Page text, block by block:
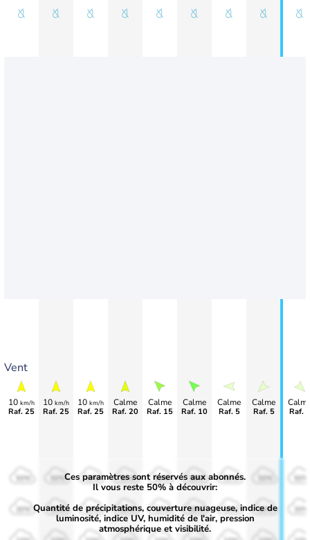
Vent
10 km/h
Raf. 25
10 km/h
Raf. 25
10 km/h
Raf. 25
Calme
Raf. 20
Calme
Raf. 15
Calme
Raf. 10
Calme
Raf. 5
Calme
Raf. 5 Raf. 5
50%
30%
50%
30%
50%
30%
50%
30%
50%
30%
50%
30%
50%
30% 30% 30%
Ces paramètres sont réservés aux abonnés.
Il vous reste 50% à découvrir:
Quantité de précipitations, couverture nuageuse, indice de
luminosité, indice UV, humidité de l'air, pression
atmosphérique et visibilité.